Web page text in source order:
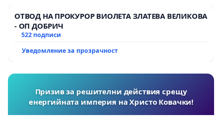
ОТВОД НА ПРОКУРОР ВИОЛЕТА ЗЛАТЕВА ВЕЛИКОВА
- ОП ДОБРИЧ
522 подписи
Уведомление за прозрачност
Призив за решителни действия срещу
енергийната империя на Христо Ковачки!